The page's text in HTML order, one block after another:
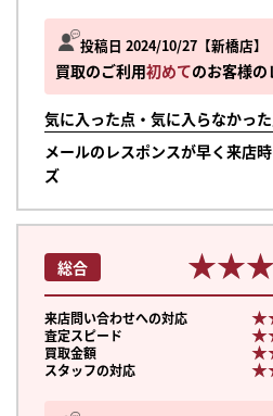
投稿日 2024/10/27 新橋店
買取のご利用初めてのお客様の
気に入った点・気に入らなかっ
メールのレスポンスが早く来店
ズ
総合
来店問い合わせへの対応
査定スピード
買取金額
スタッフの対応